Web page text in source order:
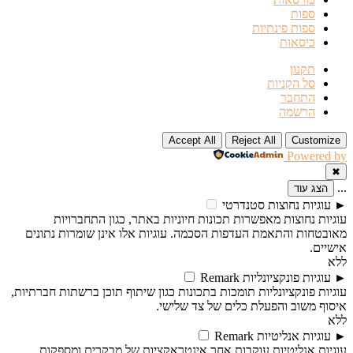
ספות
ספות פינתיות
כיסאות
תקנון
סל הקניות
התחבר
הרשמה
Customize
Reject All
Accept All
Powered by
✖
... הצג עוד
► עוגיות נחוצות סטנדרטי
עוגיות נחוצות מאפשרות תכונות חיוניות באתר, כגון התחברויות
מאובטחות והתאמת העדפות הסכמה. עוגיות אלו אינן שומרות נתונים
אישיים.
ללא
► עוגיות פונקציונליות Remark
עוגיות פונקציונליות תומכות בתכונות כגון שיתוף תוכן ברשתות חברתיות,
איסוף משוב והפעלת כלים של צד שלישי.
ללא
► עוגיות אנליטיות Remark